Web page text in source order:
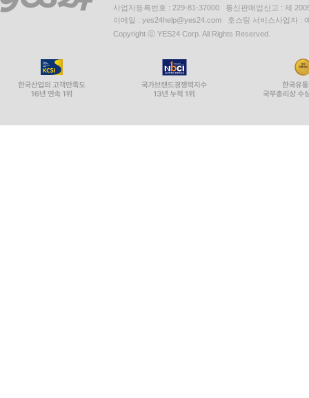
사업자등록번호 : 229-81-37000 통신판매업신고 : 제
이메일 : yes24help@yes24.com 호스팅 서비스사업자 :
Copyright ⓒ YES24 Corp. All Rights Reserved.